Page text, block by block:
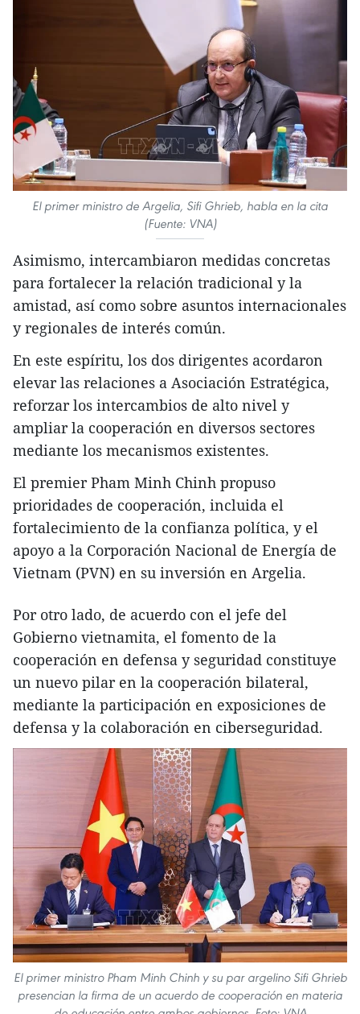
El primer ministro de Argelia, Sifi Ghrieb, habla en la cita
(Fuente: VNA)
Asimismo, intercambiaron medidas concretas
para fortalecer la relación tradicional y la
amistad, así como sobre asuntos internacionales
y regionales de interés común.
En este espíritu, los dos dirigentes acordaron
elevar las relaciones a Asociación Estratégica,
reforzar los intercambios de alto nivel y
ampliar la cooperación en diversos sectores
mediante los mecanismos existentes.
El premier Pham Minh Chinh propuso
prioridades de cooperación, incluida el
fortalecimiento de la confianza política, y el
apoyo a la Corporación Nacional de Energía de
Vietnam (PVN) en su inversión en Argelia.
Por otro lado, de acuerdo con el jefe del
Gobierno vietnamita, el fomento de la
cooperación en defensa y seguridad constituye
un nuevo pilar en la cooperación bilateral,
mediante la participación en exposiciones de
defensa y la colaboración en ciberseguridad.
El primer ministro Pham Minh Chinh y su par argelino Sifi Ghrieb
presencian la firma de un acuerdo de cooperación en materia